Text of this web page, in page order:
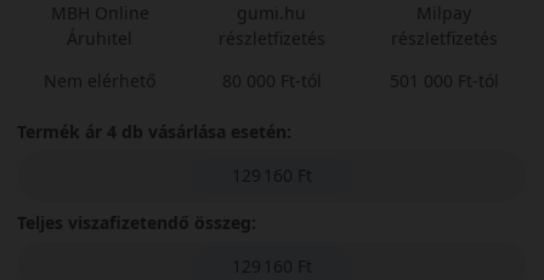
MBH Online
Áruhitel
Nem elérhető
gumi.hu
részletfizetés
80 000 Ft-tól
Milpay
részletfizetés
501 000 Ft-tól
Termék ár 4 db vásárlása esetén:
129 160 Ft
Teljes viszafizetendő összeg:
129 160 Ft